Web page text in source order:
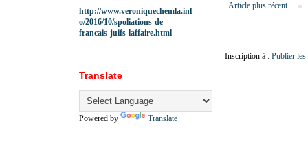
Article plus récent
Inscription à : Publier
http://www.veroniquechemla.inf
o/2016/10/spoliations-de-
francais-juifs-laffaire.html
Translate
Powered by Translate